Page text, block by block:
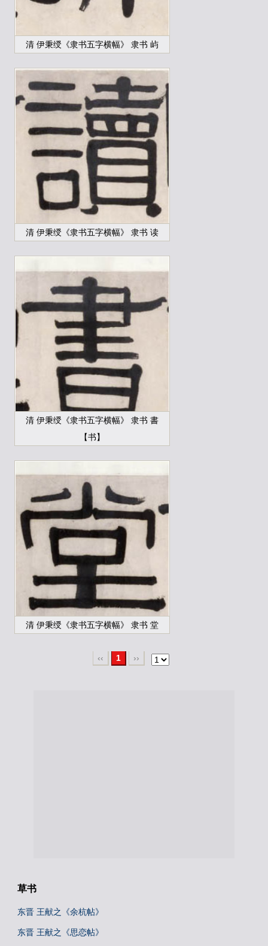
清 伊秉绶《隶书五字横幅》 隶书 屿
清 伊秉绶《隶书五字横幅》 隶书 读
清 伊秉绶《隶书五字横幅》 隶书 書
【书】
清 伊秉绶《隶书五字横幅》 隶书 堂
‹‹ 1 ››
草书
东晋 王献之《余杭帖》
东晋 王献之《思恋帖》